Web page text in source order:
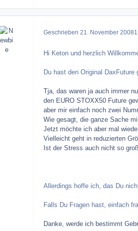
Geschrieben 21. November 2008
Hi Keton und herzlich
Du hast den Original
Tja, das waren ja auch immer
den EURO STOXX50 Future
aber mir einfach noch zwei
Wie gesagt, die ganze Sache
Jetzt möchte ich aber mal
Vielleicht geht in reduzierten
Ist der Stress auch nicht so
Allerdings hoffe ich, das Du
Falls Du Fragen hast, einfach
Danke, werde ich bestimmt